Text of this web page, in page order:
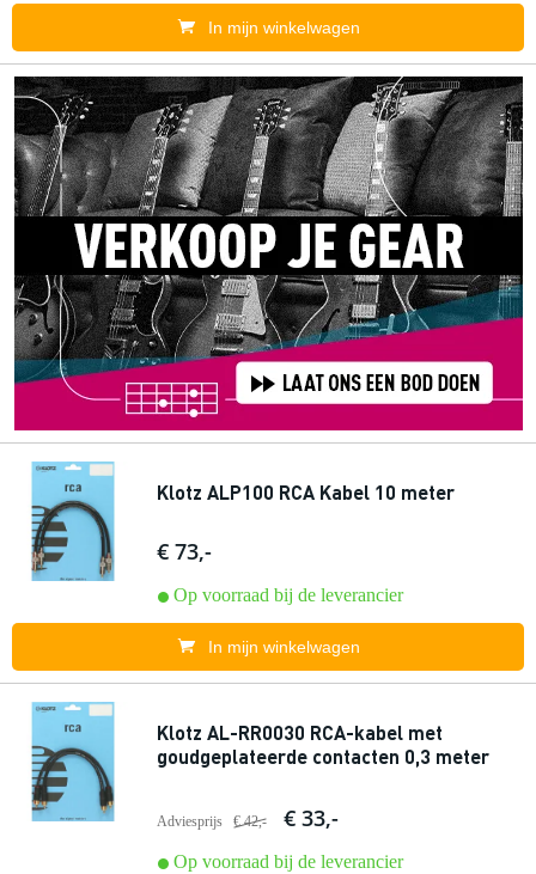
In mijn winkelwagen
Klotz ALP100 RCA Kabel 10 meter
€ 73,-
Op voorraad bij de leverancier
In mijn winkelwagen
Klotz AL-RR0030 RCA-kabel met
goudgeplateerde contacten 0,3 meter
Adviesprijs € 42,- € 33,-
Op voorraad bij de leverancier